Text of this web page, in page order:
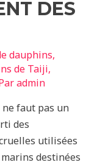
DES
dauphins,
de Taiji,
admin
ne faut pas un
des
utilisées
destinées